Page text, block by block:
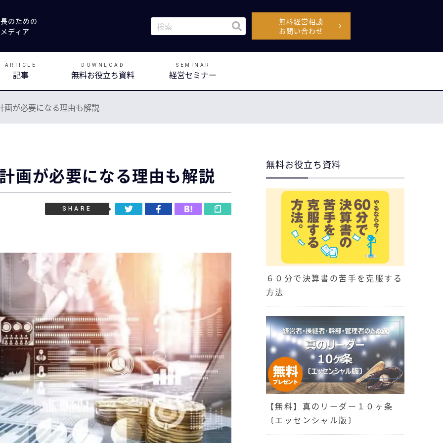
のための
ディア
これは、自動候補機能付きの検索フィールドです。
検索フィールドが空なので、候補はありません。
無料経営相談
お問い合わせ
ARTICLE
記事
DOWNLOAD
無料お役立ち資料
SEMINAR
経営セミナー
画が必要になる理由も解説
画が必要になる理由も解説
SHARE
無料お役立ち資料
６０分で決算書の苦手を克服する
方法
【無料】真のリーダー１０ヶ条
〔エッセンシャル版〕